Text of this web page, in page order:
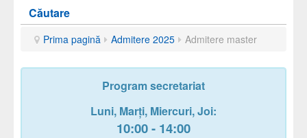
Căutare
Prima pagină Admitere 2025 Admitere master
Program secretariat
Luni, Marți, Miercuri, Joi:
10:00 - 14:00